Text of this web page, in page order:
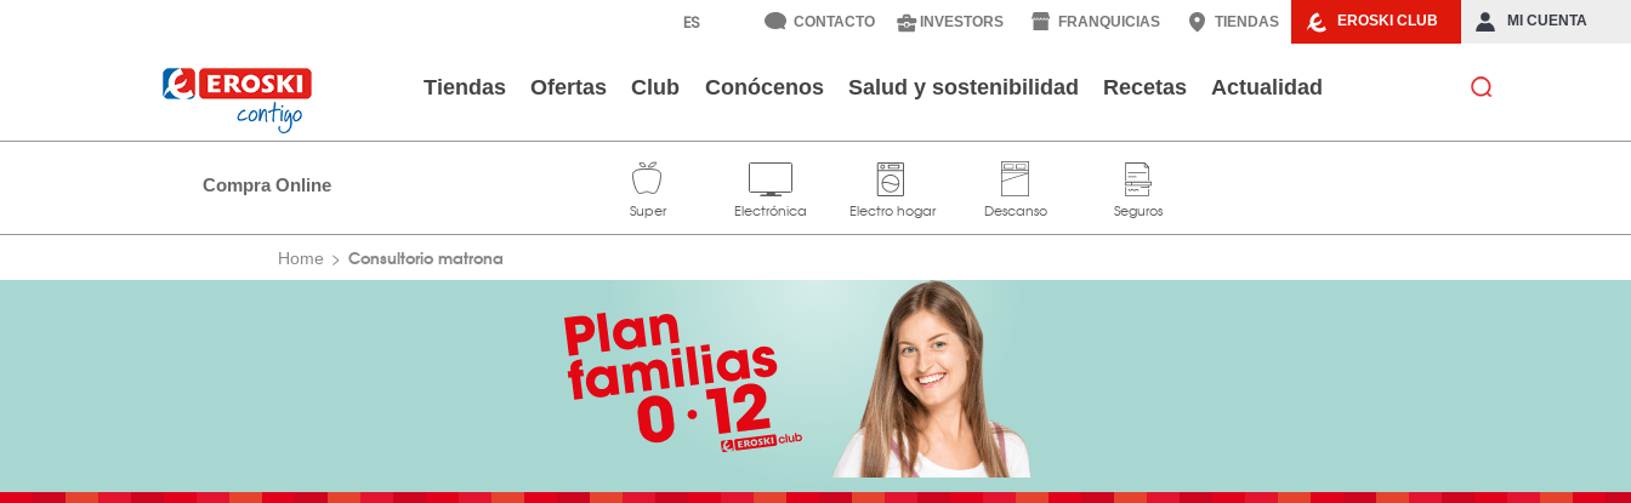
EROSKI CLUB MI CUENTA
CONTACTO INVESTORS FRANQUICIAS TIENDAS
Tiendas Ofertas Club Conócenos Salud y sostenibilidad Recetas Actualidad
Compra Online
Home Consultorio matrona